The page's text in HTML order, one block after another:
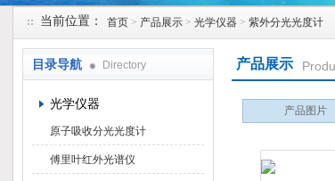
当前位置： 首页 > 产品展示 > 光学仪器 > 紫外分光光度计
目录导航 Directory
光学仪器
原子吸收分光光度计
傅里叶红外光谱仪
产品展示
产品图片